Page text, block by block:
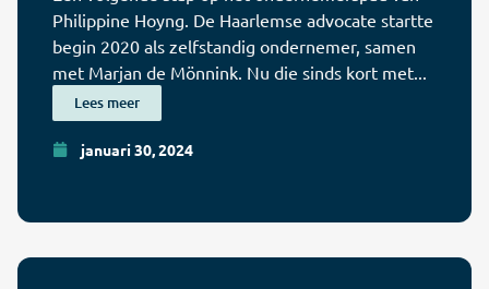
Philippine Hoyng. De Haarlemse advocate startte
begin 2020 als zelfstandig ondernemer, samen
met Marjan de Mönnink. Nu die sinds kort met...
Lees meer
januari 30, 2024